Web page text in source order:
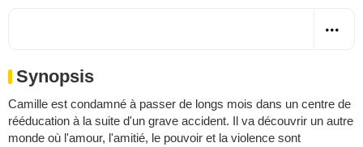
Synopsis
Camille est condamné à passer de longs mois dans un centre de
rééducation à la suite d'un grave accident. Il va découvrir un autre
monde où l'amour, l'amitié, le pouvoir et la violence sont